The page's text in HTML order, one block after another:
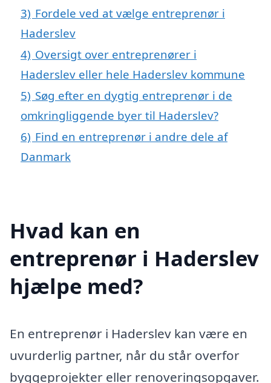
3) Fordele ved at vælge entreprenør i
Haderslev
4) Oversigt over entreprenører i
Haderslev eller hele Haderslev kommune
5) Søg efter en dygtig entreprenør i de
omkringliggende byer til Haderslev?
6) Find en entreprenør i andre dele af
Danmark
Hvad kan en
entreprenør i Haderslev
hjælpe med?
En entreprenør i Haderslev kan være en
uvurderlig partner, når du står overfor
byggeprojekter eller renoveringsopgaver.